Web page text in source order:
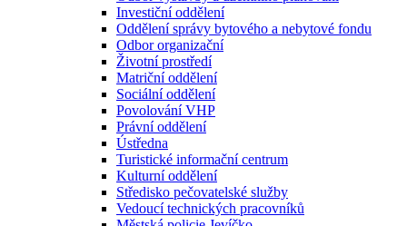
Investiční oddělení
Oddělení správy bytového a nebytové fondu
Odbor organizační
Životní prostředí
Matriční oddělení
Sociální oddělení
Povolování VHP
Právní oddělení
Ústředna
Turistické informační centrum
Kulturní oddělení
Středisko pečovatelské služby
Vedoucí technických pracovníků